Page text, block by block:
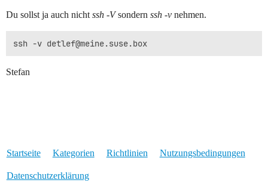
Du sollst ja auch nicht ssh -Vsondern ssh -v nehmen.
ssh -v detlef@meine.suse.box
Stefan
Startseite Kategorien Richtlinien Nutzungsbedingungen
Datenschutzerklärung